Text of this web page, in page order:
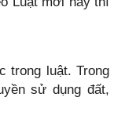
trong luật. Trong
sử dụng đất,